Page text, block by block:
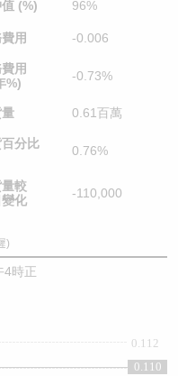
(%) 96%
用 -0.006
用
%)
-0.73%
0.61百萬
分比
0.76%
較
變化
-110,000
)
4時正
0.11
0.112
0.110